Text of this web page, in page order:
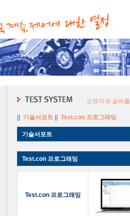
오렌지색 글씨
기술서포트 Test.con 프로그래밍
기술서포트
Test.con 프로그래밍
Test.con 프로그래밍